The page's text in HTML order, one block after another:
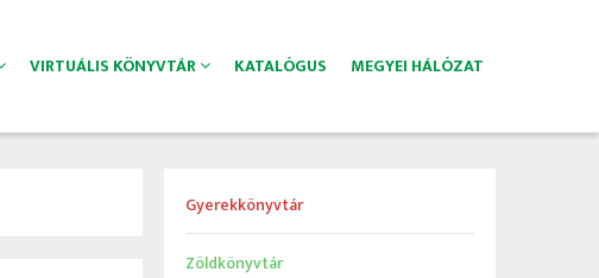
VIRTUÁLIS KÖNYVTÁR KATALÓGUS MEGYEI HÁLÓZAT
Gyerekkönyvtár
Zöldkönyvtár